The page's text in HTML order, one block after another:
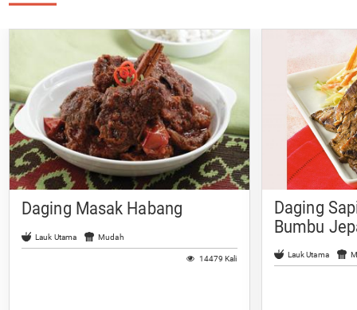
Daging Masak Habang
Lauk Utama Mudah
14479 Kali
Daging
Bumbu
Lauk Utama